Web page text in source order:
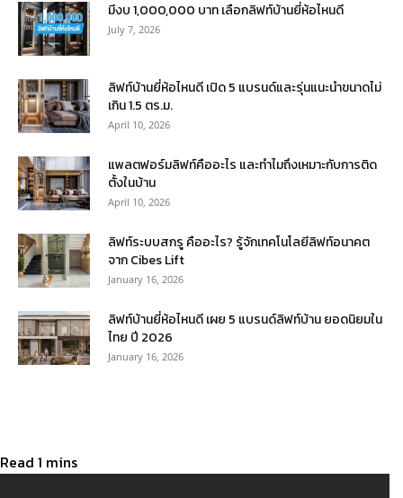
มีงบ 1,000,000 บาท เลือกลิฟท์บ้านยี่ห้อไหนดี
July 7, 2026
ลิฟท์บ้านยี่ห้อไหนดี เปิด 5 แบรนด์และรุ่นแนะนำขนาดไม่
เกิน 1.5 ตร.ม.
April 10, 2026
แพลตฟอร์มลิฟท์คืออะไร และทำไมถึงเหมาะกับการติด
ตั้งในบ้าน
April 10, 2026
ลิฟท์ระบบสกรู คืออะไร? รู้จักเทคโนโลยีลิฟท์อนาคต
จาก Cibes Lift
January 16, 2026
ลิฟท์บ้านยี่ห้อไหนดี เผย 5 แบรนด์ลิฟท์บ้าน ยอดนิยมใน
ไทย ปี 2026
January 16, 2026